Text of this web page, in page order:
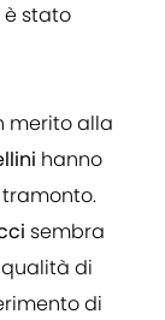
è stato
merito alla
hanno
sembra
di
di